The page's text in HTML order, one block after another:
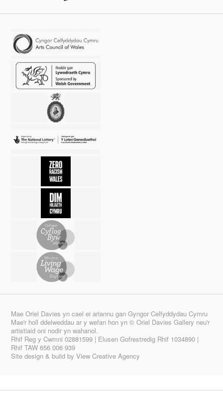
Mae Oriel Davies yn cael ei ariannu gan Gyngor Celfyddydau Cymru
Mae'r holl ddelweddau ar y wefan hon yn © Oriel Davies Gallery neu'r
artistiaid oni nodir yn wahanol.
Rhif Reg y Cwmni 02881599 | Elusen Gofrestredig Rhif 1034890 |
Rhif TAW 656 006 939
Site design & build byView Creative Agency